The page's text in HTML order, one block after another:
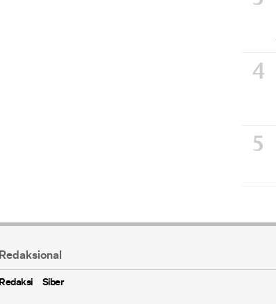
Redaksional
Redaksi Siber